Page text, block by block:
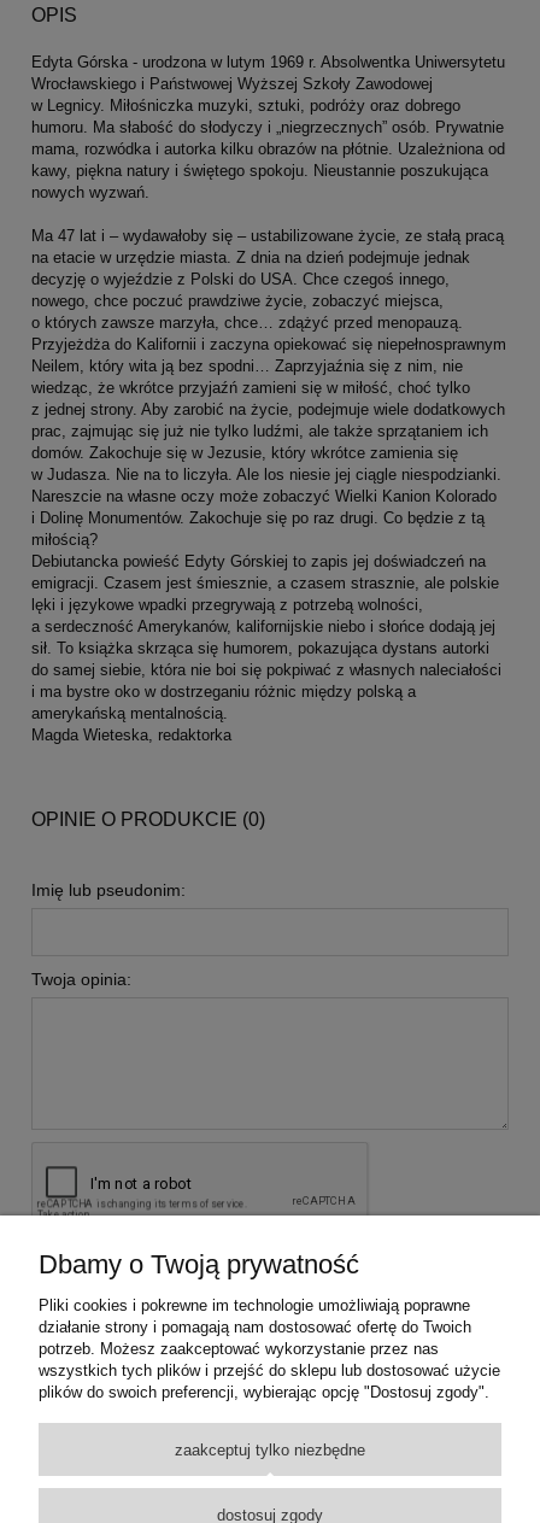
OPIS
Edyta Górska - urodzona w lutym 1969 r. Absolwentka Uniwersytetu
Wrocławskiego i Państwowej Wyższej Szkoły Zawodowej
w Legnicy. Miłośniczka muzyki, sztuki, podróży oraz dobrego
humoru. Ma słabość do słodyczy i „niegrzecznych” osób. Prywatnie
mama, rozwódka i autorka kilku obrazów na płótnie. Uzależniona od
kawy, piękna natury i świętego spokoju. Nieustannie poszukująca
nowych wyzwań.
Ma 47 lat i – wydawałoby się – ustabilizowane życie, ze stałą pracą
na etacie w urzędzie miasta. Z dnia na dzień podejmuje jednak
decyzję o wyjeździe z Polski do USA. Chce czegoś innego,
nowego, chce poczuć prawdziwe życie, zobaczyć miejsca,
o których zawsze marzyła, chce… zdążyć przed menopauzą.
Przyjeżdża do Kalifornii i zaczyna opiekować się niepełnosprawnym
Neilem, który wita ją bez spodni… Zaprzyjaźnia się z nim, nie
wiedząc, że wkrótce przyjaźń zamieni się w miłość, choć tylko
z jednej strony. Aby zarobić na życie, podejmuje wiele dodatkowych
prac, zajmując się już nie tylko ludźmi, ale także sprzątaniem ich
domów. Zakochuje się w Jezusie, który wkrótce zamienia się
w Judasza. Nie na to liczyła. Ale los niesie jej ciągle niespodzianki.
Nareszcie na własne oczy może zobaczyć Wielki Kanion Kolorado
i Dolinę Monumentów. Zakochuje się po raz drugi. Co będzie z tą
miłością?
Debiutancka powieść Edyty Górskiej to zapis jej doświadczeń na
emigracji. Czasem jest śmiesznie, a czasem strasznie, ale polskie
lęki i językowe wpadki przegrywają z potrzebą wolności,
a serdeczność Amerykanów, kalifornijskie niebo i słońce dodają jej
sił. To książka skrząca się humorem, pokazująca dystans autorki
do samej siebie, która nie boi się pokpiwać z własnych naleciałości
i ma bystre oko w dostrzeganiu różnic między polską a
amerykańską mentalnością.
Magda Wieteska, redaktorka
OPINIE O PRODUKCIE (0)
Imię lub pseudonim:
Twoja opinia:
KONTAKT Z NAMI
INFORMACJE
Dbamy o Twoją prywatność
Pliki cookies i pokrewne im technologie umożliwiają poprawne
działanie strony i pomagają nam dostosować ofertę do Twoich
potrzeb. Możesz zaakceptować wykorzystanie przez nas
wszystkich tych plików i przejść do sklepu lub dostosować użycie
plików do swoich preferencji, wybierając opcję "Dostosuj zgody".
zaakceptuj tylko niezbędne
dostosuj zgody